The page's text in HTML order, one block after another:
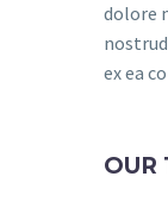
dolore
ex ea
OUR